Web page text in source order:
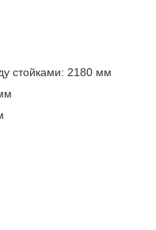
стойками: 2180 мм